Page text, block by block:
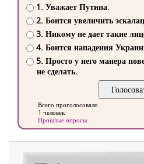
1. Уважает Путина.
2. Боится увеличить
3. Никому не дает такие
4. Боится нападения
5. Просто у него манера
не сделать.
Всего проголосовало
1 человек
Прошлые опросы